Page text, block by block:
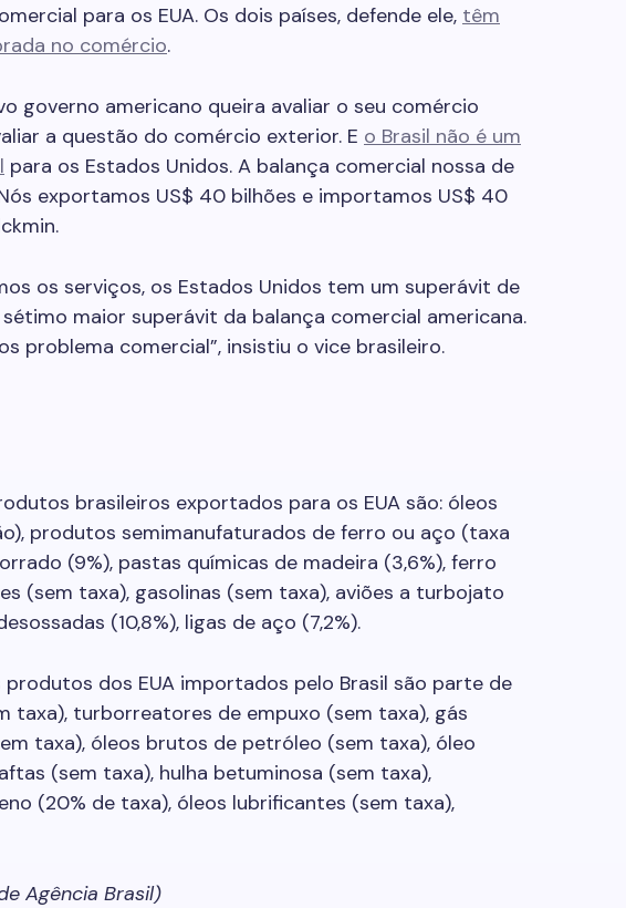
para os EUA. Os dois países, defende ele, têm
no comércio.
governo americano queira avaliar o seu comércio
a questão do comércio exterior. E o Brasil não é um
para os Estados Unidos. A balança comercial nossa de
exportamos US$ 40 bilhões e importamos US$ 40
os serviços, os Estados Unidos tem um superávit de
sétimo maior superávit da balança comercial americana.
problema comercial”, insistiu o vice brasileiro.
brasileiros exportados para os EUA são: óleos
produtos semimanufaturados de ferro ou aço (taxa
(9%), pastas químicas de madeira (3,6%), ferro
(sem taxa), gasolinas (sem taxa), aviões a turbojato
(10,8%), ligas de aço (7,2%).
produtos dos EUA importados pelo Brasil são parte de
taxa), turborreatores de empuxo (sem taxa), gás
taxa), óleos brutos de petróleo (sem taxa), óleo
(sem taxa), hulha betuminosa (sem taxa),
(20% de taxa), óleos lubrificantes (sem taxa),
Agência Brasil)